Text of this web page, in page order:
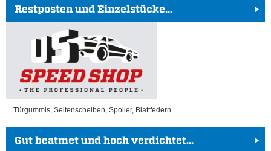
Restposten und Einzelstücke...
…Türgummis, Seitenscheiben, Spoiler, Blattfedern
Gut beatmet und hoch verdichtet...